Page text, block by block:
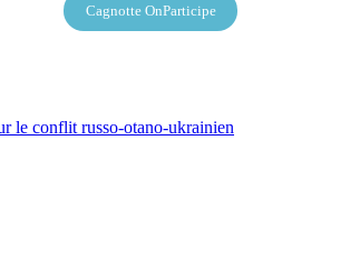
Cagnotte OnParticipe
le conflit russo-otano-ukrainien